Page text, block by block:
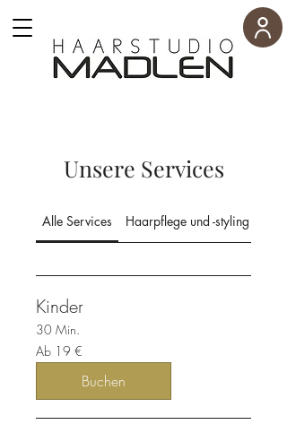
Unsere Services
Alle Services Haarpflege und -styling
Kinder
30 Min.
Ab
19
Euro
Ab 19 €
Buchen